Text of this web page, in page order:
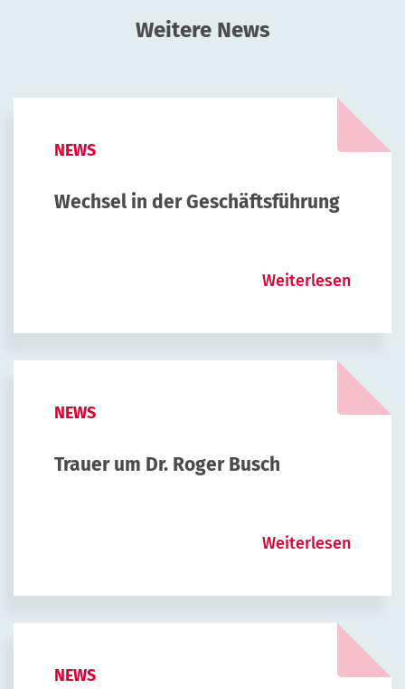
Weitere News
NEWS
Wechsel in der Geschäftsführung
Weiterlesen
NEWS
Trauer um Dr. Roger Busch
Weiterlesen
NEWS